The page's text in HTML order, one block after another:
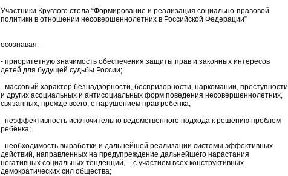
Участники Круглого стола “Формирование и реализация социально-правовой
политики в отношении несовершеннолетних в Российской Федерации”
осознавая:
- приоритетную значимость обеспечения защиты прав и законных интересов
детей для будущей судьбы России;
- массовый характер безнадзорности, беспризорности, наркомании, преступности
и других асоциальных и антисоциальных форм поведения несовершеннолетних,
связанных, прежде всего, с нарушением прав ребёнка;
- неэффективность исключительно ведомственного подхода к решению проблем
ребёнка;
- необходимость выработки и дальнейшей реализации системы эффективных
действий, направленных на предупреждение дальнейшего нарастания
негативных социальных тенденций, – с участием всех конструктивных
демократических сил общества;